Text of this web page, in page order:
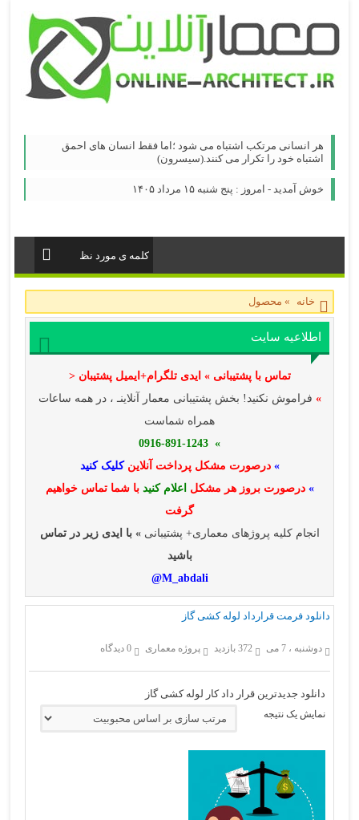
هر انسانی مرتکب اشتباه می شود ؛اما فقط انسان های احمق
اشتباه خود را تکرار می کنند.(سیسرون)
خوش آمدید - امروز : پنج شنبه ۱۵ مرداد ۱۴۰۵
خانه » محصول
اطلاعیه سایت
تماس با پشتیبانی » ایدی تلگرام+ایمیل پشتیبان <
» فراموش نکنید! بخش پشتیبانی معمار آنلاینـ ، در همه ساعات
همراه شماست
» 0916-891-1243
» درصورت مشکل پرداخت آنلاینکلیک کنید
» درصورت بروز هر مشکل اعلام کنید با شما تماس خواهیم
گرفت
انجام کلیه پروژهای معماری+ پشتیبانی» با ایدی زیر در تماس
باشید
M_abdali@
دانلود فرمت قرارداد لوله کشی گاز
دوشنبه ، 7 می 372 بازدید پروژه معماری 0 دیدگاه
دانلود جدیدترین قرار داد کار لوله کشی گاز
نمایش یک نتیجه